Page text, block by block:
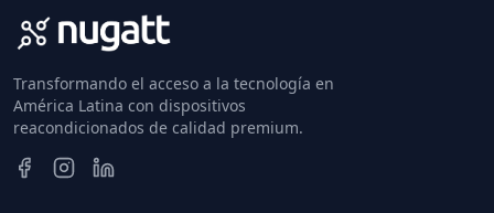
Transformando el acceso a la tecnología en
América Latina con dispositivos
reacondicionados de calidad premium.